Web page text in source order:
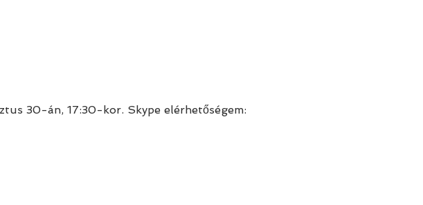
30-án, 17:30-kor. Skype elérhetőségem: